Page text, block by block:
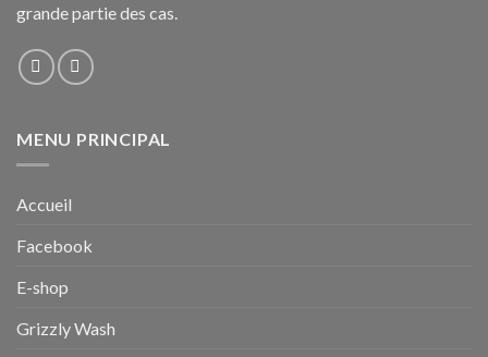
grande partie des cas.
MENU PRINCIPAL
Accueil
Facebook
E-shop
Grizzly Wash